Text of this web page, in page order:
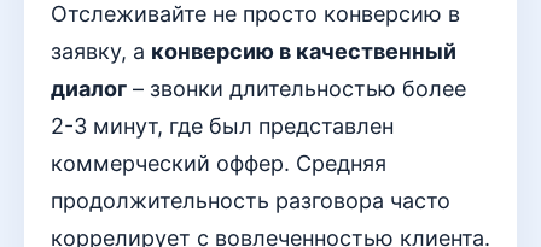
Отслеживайте не просто конверсию в
заявку, а конверсию в качественный
диалог – звонки длительностью более
2-3 минут, где был представлен
коммерческий оффер. Средняя
продолжительность разговора часто
коррелирует с вовлеченностью клиента.